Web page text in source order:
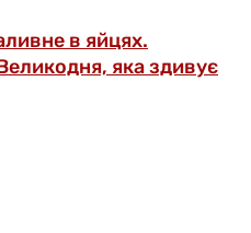
в яйцях.
яка здивує